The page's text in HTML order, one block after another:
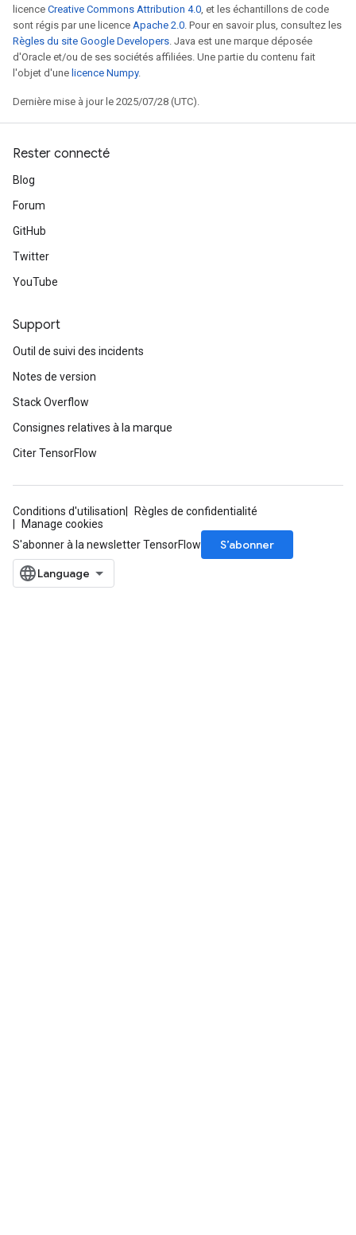
licence Creative Commons Attribution 4.0, et les échantillons de code
sont régis par une licence Apache 2.0. Pour en savoir plus, consultez les
Règles du site Google Developers. Java est une marque déposée
d'Oracle et/ou de ses sociétés affiliées. Une partie du contenu fait
l'objet d'une licence Numpy.
Dernière mise à jour le 2025/07/28 (UTC).
Rester connecté
Blog
Forum
GitHub
Twitter
YouTube
Support
Outil de suivi des incidents
Notes de version
Stack Overflow
Consignes relatives à la marque
Citer TensorFlow
Conditions d'utilisation
Règles de confidentialité
Manage cookies
S'abonner à la newsletter TensorFlow
S’abonner